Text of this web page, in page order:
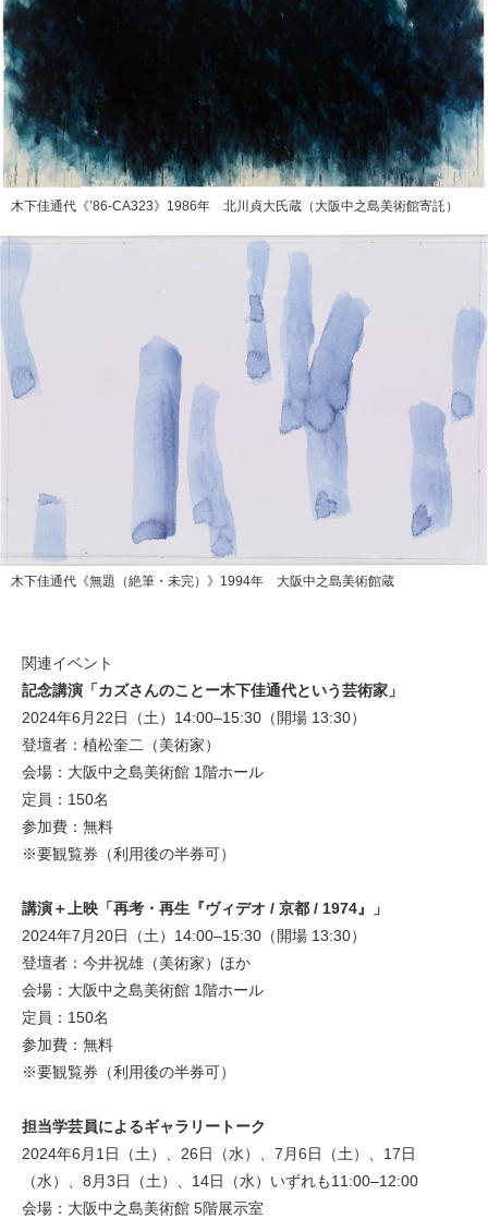
木下佳通代《’86-CA323》1986年 北川貞大氏蔵（大阪中之島美術館寄託）
木下佳通代《無題（絶筆・未完）》1994年 大阪中之島美術館蔵
関連イベント
記念講演「カズさんのことー木下佳通代という芸術家」
2024年6月22日（土）14:00–15:30（開場 13:30）
登壇者：植松奎二（美術家）
会場：大阪中之島美術館 1階ホール
定員：150名
参加費：無料
※要観覧券（利用後の半券可）
講演＋上映「再考・再生『ヴィデオ / 京都 / 1974』」
2024年7月20日（土）14:00–15:30（開場 13:30）
登壇者：今井祝雄（美術家）ほか
会場：大阪中之島美術館 1階ホール
定員：150名
参加費：無料
※要観覧券（利用後の半券可）
担当学芸員によるギャラリートーク
2024年6月1日（土）、26日（水）、7月6日（土）、17日
（水）、8月3日（土）、14日（水）いずれも11:00–12:00
会場：大阪中之島美術館 5階展示室